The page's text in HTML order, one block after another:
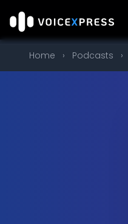
Home › Podcasts ›